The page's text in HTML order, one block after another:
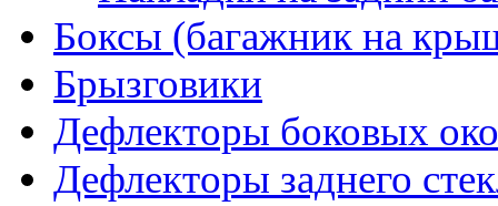
Боксы (багажник на
Брызговики
Дефлекторы боковых
Дефлекторы заднего